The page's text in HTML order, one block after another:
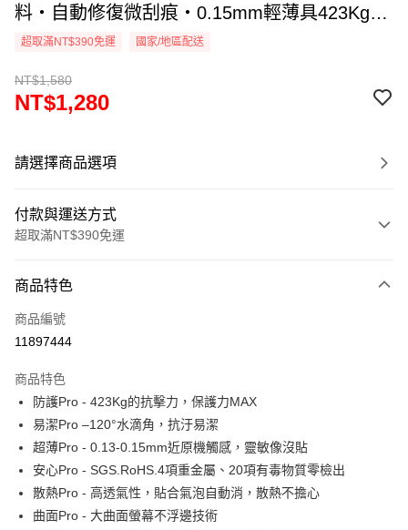
料・自動修復微刮痕・0.15mm輕薄具423Kg抗
擊力・透氣散熱｜全新膜面鍍層裸機觸感. DIY
超取滿NT$390免運 國家/地區配送
NT$1,580
NT$1,280
請選擇商品選項
付款與運送方式
超取滿NT$390免運
信用卡一次付款
超商取貨付款
運送方式
全家取貨付款
每筆NT$60，滿NT$390(含以上)免運費
7-11取貨付款
每筆NT$60，滿NT$390(含以上)免運費
宅配
商品特色
商品編號
11897444
商品特色
防護Pro - 423Kg的抗擊力，保護力MAX
易潔Pro –120°水滴角，抗汙易潔
超薄Pro - 0.13-0.15mm近原機觸感，靈敏像沒貼
安心Pro - SGS.RoHS.4項重金屬、20項有毒物質零檢出
散熱Pro - 高透氣性，貼合氣泡自動消，散熱不擔心
曲面Pro - 大曲面螢幕不浮邊技術